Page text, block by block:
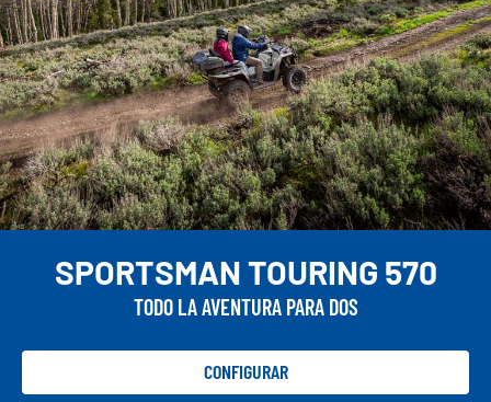
SPORTSMAN TOURING 570
TODO LA AVENTURA PARA DOS
CONFIGURAR